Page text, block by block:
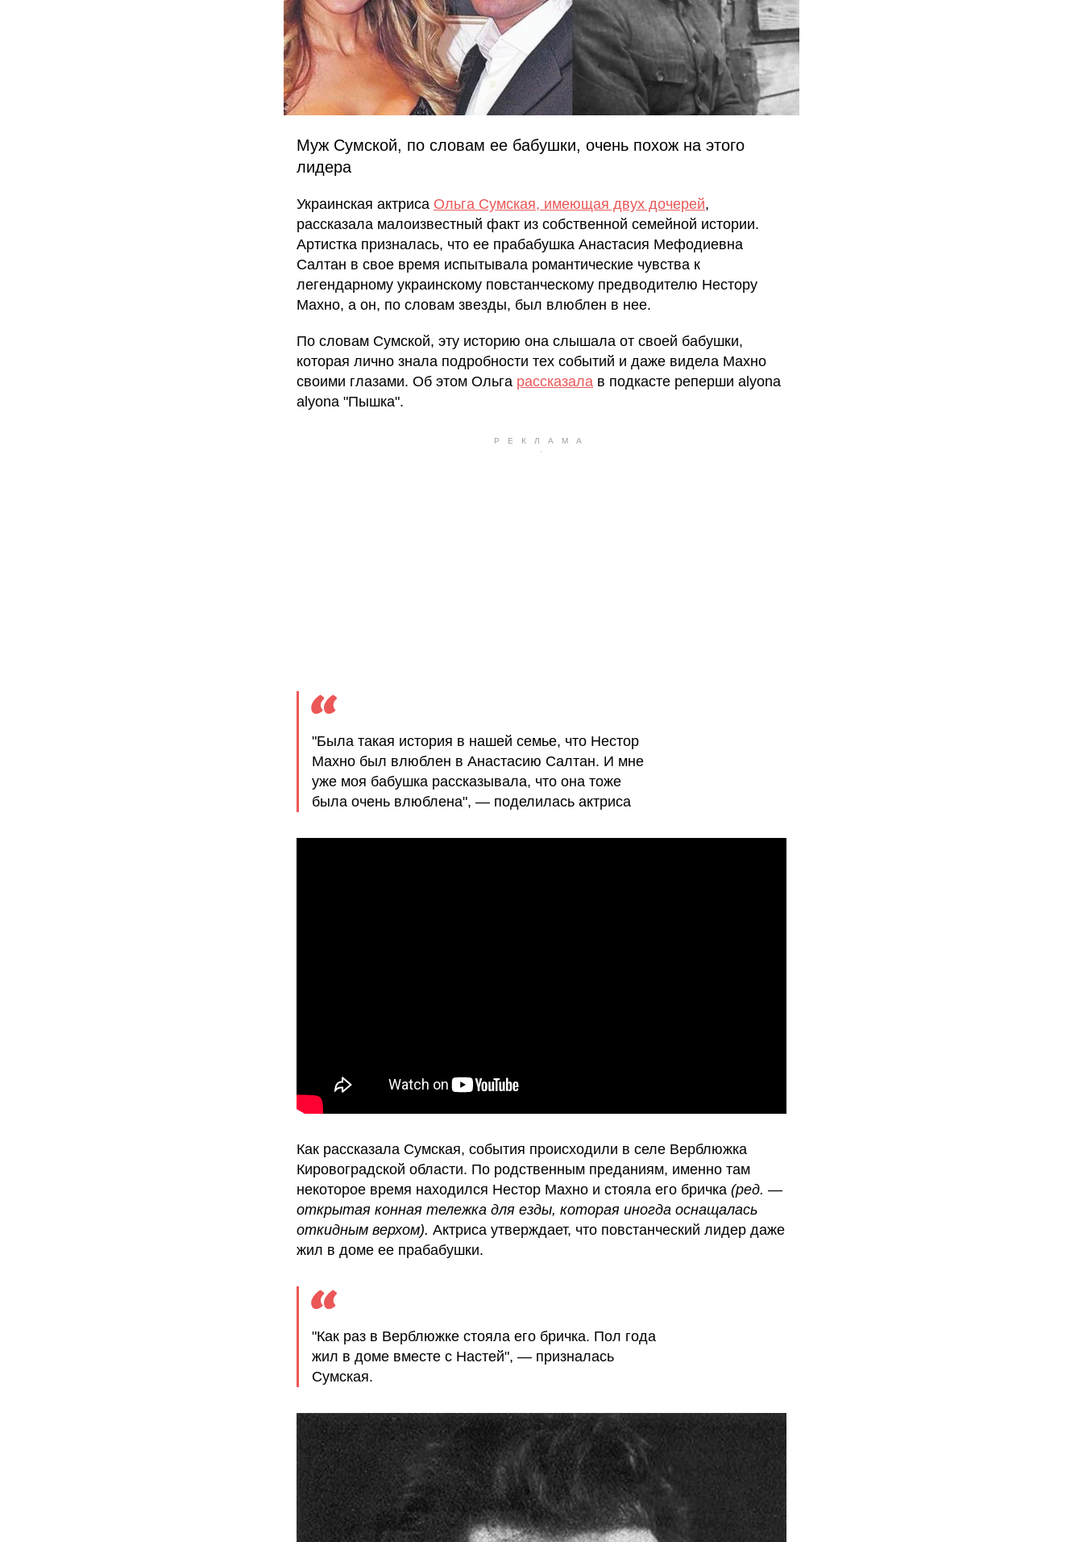
Муж Сумской, по словам ее бабушки, очень похож на этого
лидера
Украинская актриса Ольга Сумская, имеющая двух дочерей,
рассказала малоизвестный факт из собственной семейной истории.
Артистка призналась, что ее прабабушка Анастасия Мефодиевна
Салтан в свое время испытывала романтические чувства к
легендарному украинскому повстанческому предводителю Нестору
Махно, а он, по словам звезды, был влюблен в нее.
По словам Сумской, эту историю она слышала от своей бабушки,
которая лично знала подробности тех событий и даже видела Махно
своими глазами. Об этом Ольга рассказала в подкасте реперши alyona
alyona "Пышка".
"Была такая история в нашей семье, что Нестор
Махно был влюблен в Анастасию Салтан. И мне
уже моя бабушка рассказывала, что она тоже
была очень влюблена", — поделилась актриса
Как рассказала Сумская, события происходили в селе Верблюжка
Кировоградской области. По родственным преданиям, именно там
некоторое время находился Нестор Махно и стояла его бричка (ред. —
открытая конная тележка для езды, которая иногда оснащалась
откидным верхом). Актриса утверждает, что повстанческий лидер даже
жил в доме ее прабабушки.
"Как раз в Верблюжке стояла его бричка. Пол года
жил в доме вместе с Настей", — призналась
Сумская.